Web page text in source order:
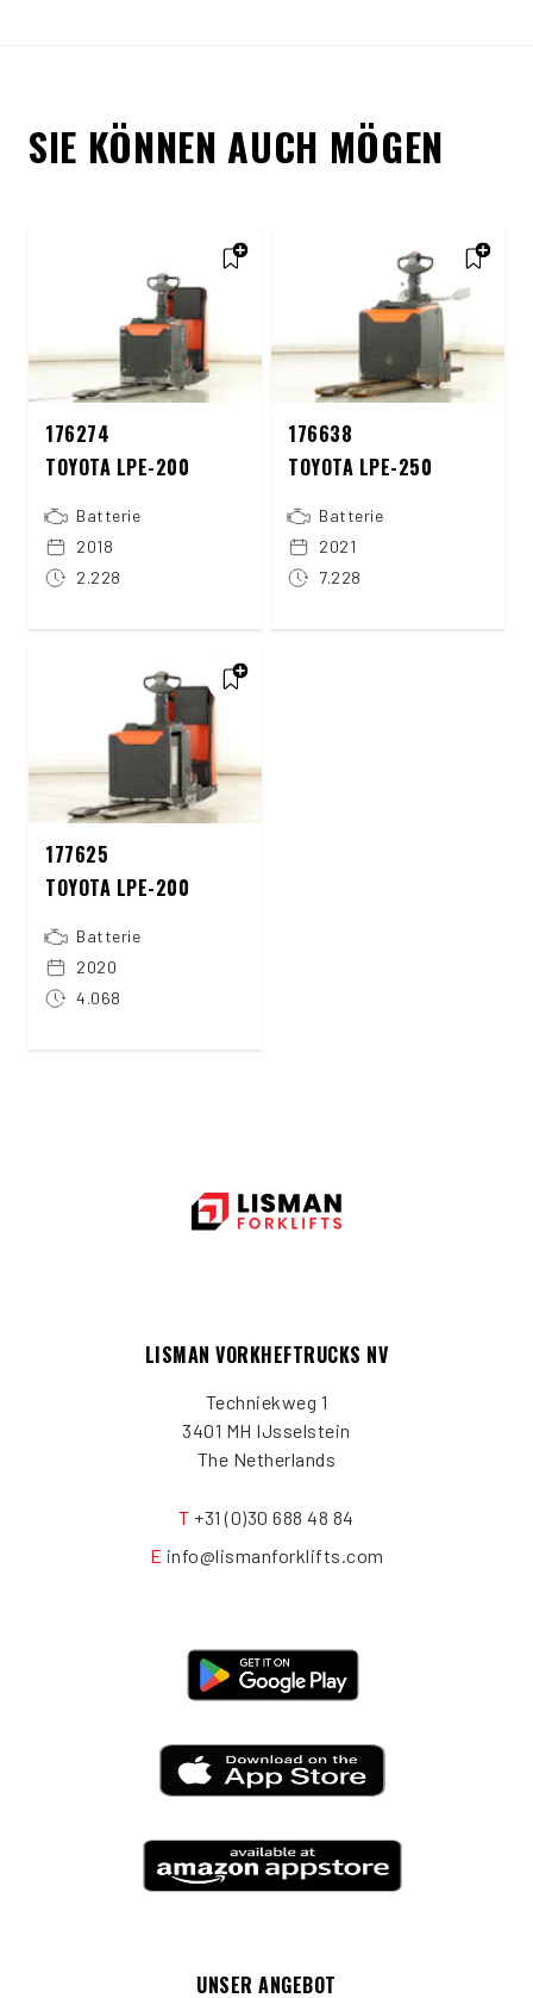
SIE KÖNNEN AUCH MÖGEN
176274
TOYOTA LPE-200
Batterie
2018
2.228
176638
TOYOTA LPE-250
Batterie
2021
7.228
177625
TOYOTA LPE-200
Batterie
2020
4.068
LISMAN VORKHEFTRUCKS NV
Techniekweg 1
3401 MH IJsselstein
The Netherlands
T +31 (0)30 688 48 84
E info@lismanforklifts.com
UNSER ANGEBOT